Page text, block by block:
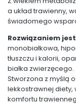
a układ trawienny,
świadomego
Rozwiązaniem
monobiałkowa,
tłuszczu i kalorii,
białka zwierzęcego.
Stworzona z myślą
lekkostrawnej
komfortu